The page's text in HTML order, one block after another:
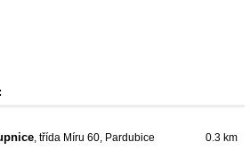
, třída Míru 60, Pardubice 0.3 km